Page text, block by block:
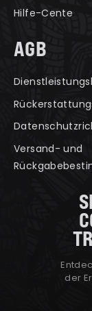
Hilfe-Cente
AGB
Versand- und
der